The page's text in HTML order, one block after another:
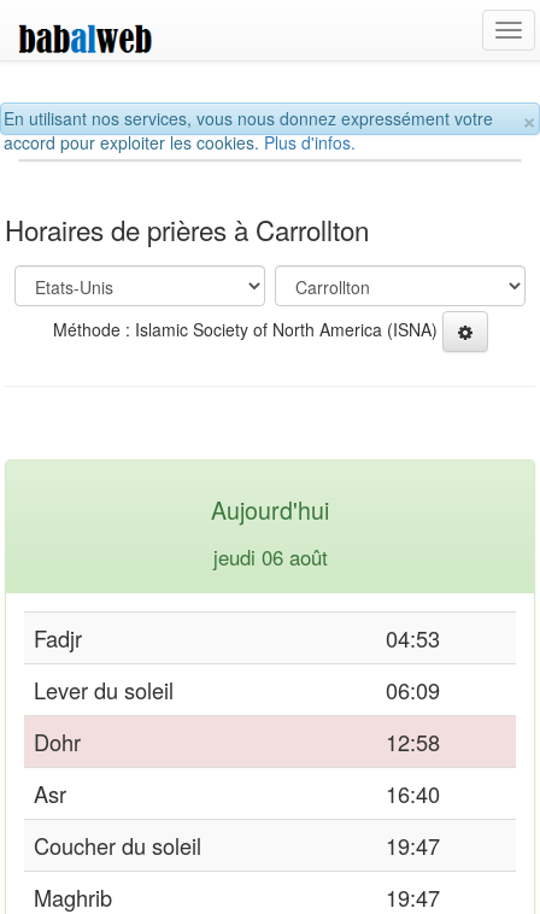
×
En utilisant nos services, vous nous donnez expressément votre
accord pour exploiter les cookies.Plus d'infos.
Horaires de prières à Carrollton
Méthode : Islamic Society of North America (ISNA)
Aujourd'hui
jeudi 06 août
Fadjr
04:53
Lever du soleil
06:09
Dohr
12:58
Asr
16:40
Coucher du soleil
19:47
Maghrib
19:47